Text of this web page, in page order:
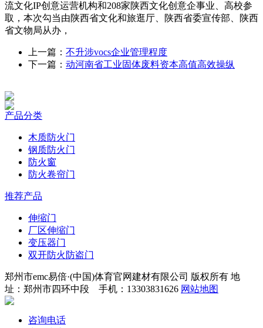
流文化IP创意运营机构和208家陕西文化创意企事业、高校参
取，本次勾当由陕西省文化和旅逛厅、陕西省委宣传部、陕西
省文物局从办，
上一篇： 不升涉vocs企业管理程度
下一篇： 动河南省工业固体废料资本高值高效操纵
产品分类
木质防火门
钢质防火门
防火窗
防火卷帘门
推荐产品
伸缩门
厂区伸缩门
变压器门
双开防火防盗门
郑州市emc易倍·(中国)体育官网建材有限公司 版权所有 地
址：郑州市四环中段 手机：13303831626 网站地图
咨询电话